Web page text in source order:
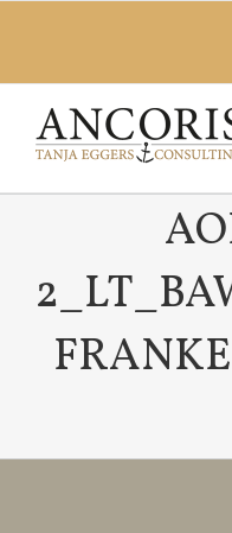
springen